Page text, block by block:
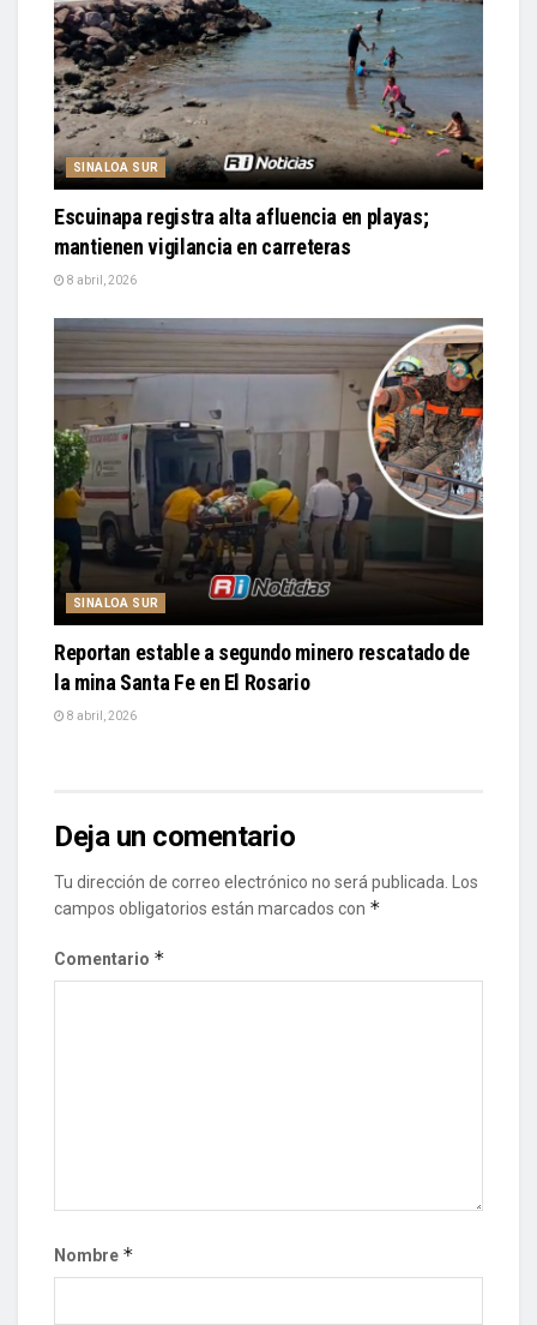
SINALOA SUR
Escuinapa registra alta afluencia en playas;
mantienen vigilancia en carreteras
8 abril, 2026
SINALOA SUR
Reportan estable a segundo minero rescatado de
la mina Santa Fe en El Rosario
8 abril, 2026
Deja un comentario
Tu dirección de correo electrónico no será publicada. Los
campos obligatorios están marcados con *
Comentario *
Nombre *